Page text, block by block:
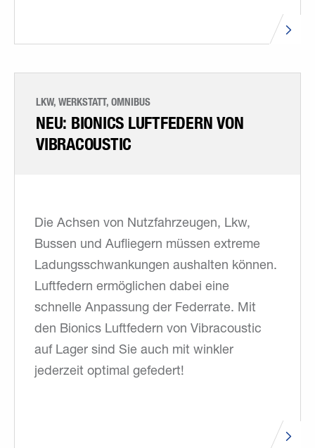
LKW, WERKSTATT, OMNIBUS
NEU: BIONICS LUFTFEDERN VON
VIBRACOUSTIC
Die Achsen von Nutzfahrzeugen, Lkw,
Bussen und Aufliegern müssen extreme
Ladungsschwankungen aushalten können.
Luftfedern ermöglichen dabei eine
schnelle Anpassung der Federrate. Mit
den Bionics Luftfedern von Vibracoustic
auf Lager sind Sie auch mit winkler
jederzeit optimal gefedert!